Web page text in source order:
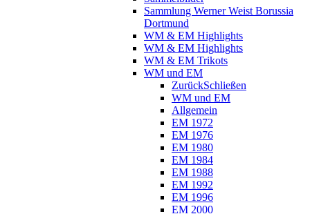
Sammlung Werner Weist Borussia
Dortmund
WM & EM Highlights
WM & EM Highlights
WM & EM Trikots
WM und EM
ZurückSchließen
WM und EM
Allgemein
EM 1972
EM 1976
EM 1980
EM 1984
EM 1988
EM 1992
EM 1996
EM 2000